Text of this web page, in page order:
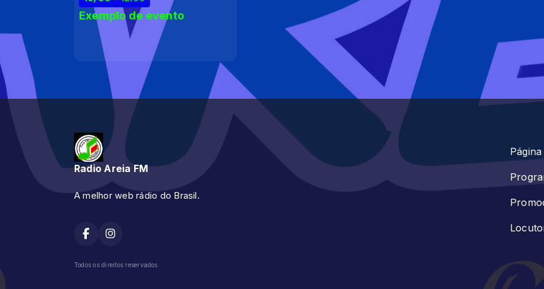
Exemplo de evento
Radio Areia FM
A melhor web rádio do Brasil.
Todos os direitos reservados.